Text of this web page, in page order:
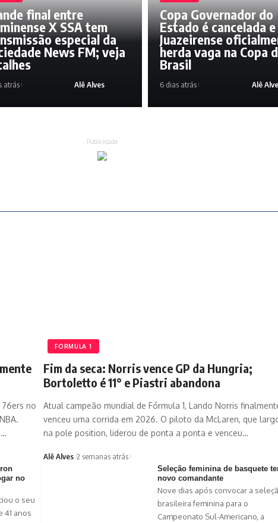
final entre
X SSA tem
especial da
News FM; veja
atrás Alê Alves
Copa Governador do
Estado é cancelada e
Juazeirense
herda vaga na Copa
Brasil
6 dias atrás Alê
Publicidade
76ers no
FORMULA 1
Fim da seca: Norris vence GP da Hungria;
Bortoletto é 11° e Piastri abandona
Atual campeão mundial de Fórmula 1, Lando Norris
venceu uma corrida em 2026. O piloto da McLaren, que
na pole position, liderou de ponta a ponta e venceu…
Alê Alves 2 semanas atrás
no
o seu
41 anos
Seleção feminina de basquete
novo comandante
Nove dias após convocar a
brasileira feminina para o
Campeonato Sul-Americano, a